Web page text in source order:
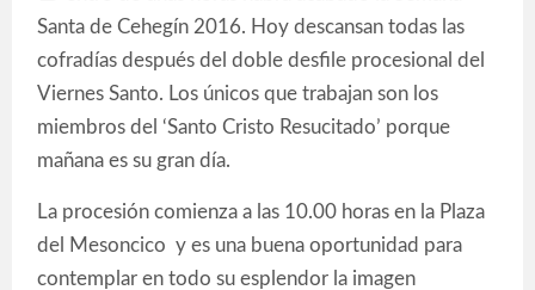
Santa de Cehegín 2016. Hoy descansan todas las
cofradías después del doble desfile procesional del
Viernes Santo. Los únicos que trabajan son los
miembros del ‘Santo Cristo Resucitado’ porque
mañana es su gran día.
La procesión comienza a las 10.00 horas en la Plaza
del Mesoncico y es una buena oportunidad para
contemplar en todo su esplendor la imagen